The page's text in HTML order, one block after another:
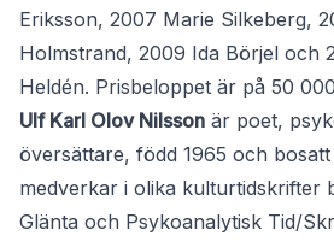
Eriksson, 2007 Marie Silkeberg,
Holmstrand, 2009 Ida Börjel och
Heldén. Prisbeloppet är på 50
Ulf Karl Olov Nilsson är poet,
översättare, född 1965 och
medverkar i olika kulturtidskrifter
Glänta och Psykoanalytisk Tid/